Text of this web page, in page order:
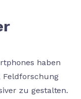
haben
Feldforschung
zu gestalten.